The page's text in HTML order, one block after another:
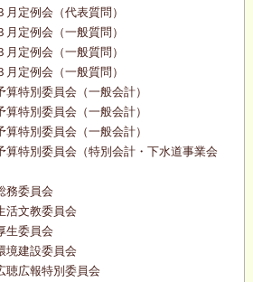
定例会（代表質問）
定例会（一般質問）
定例会（一般質問）
定例会（一般質問）
別委員会（一般会計）
別委員会（一般会計）
別委員会（一般会計）
別委員会（特別会計・下水道事業会
委員会
文教委員会
委員会
建設委員会
広報特別委員会